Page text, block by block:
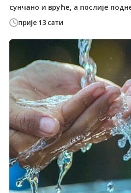
прије 13 сати
сунчано и вруће, а послије